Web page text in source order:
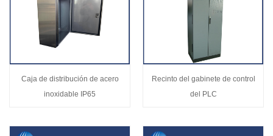
Caja de distribución de acero
inoxidable IP65
Recinto del gabinete de control
del PLC